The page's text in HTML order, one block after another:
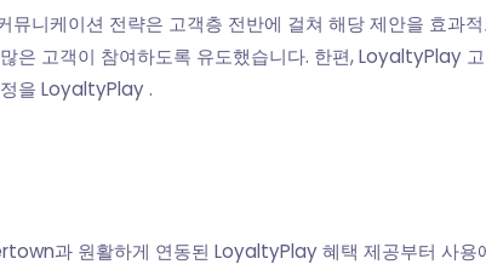
니케이션 전략은 고객층 전반에 걸쳐 해당 제안을 효과
은 고객이 참여하도록 유도했습니다. 한편, LoyaltyPlay
을 LoyaltyPlay .
과 원활하게 연동된 LoyaltyPlay 혜택 제공부터 사용